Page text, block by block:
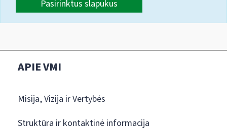
Pasirinktus slapukus
APIE VMI
Misija, Vizija ir Vertybės
Struktūra ir kontaktinė informacija